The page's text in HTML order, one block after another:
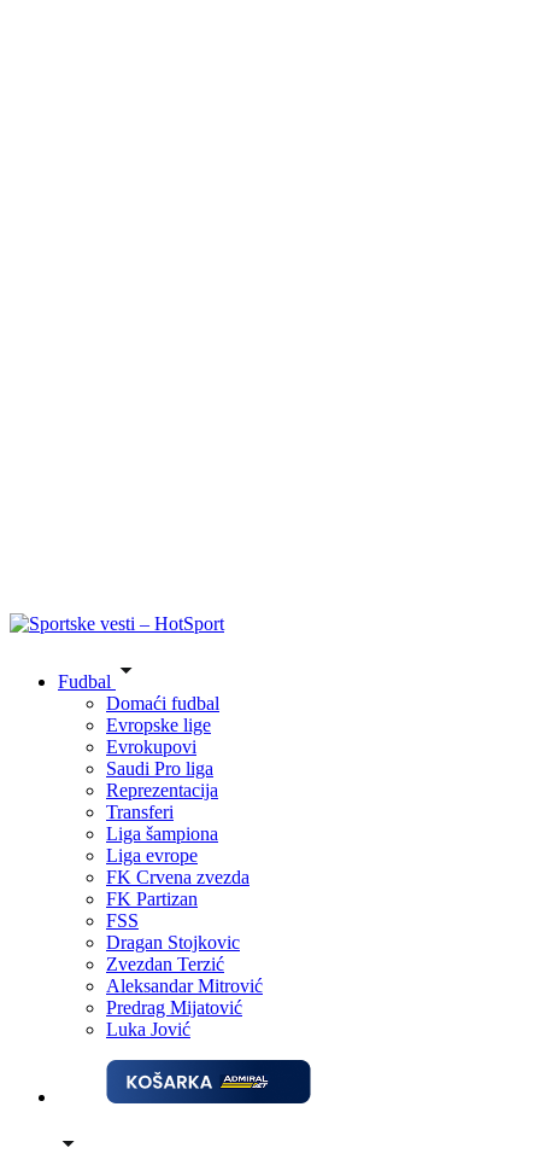
Fudbal
Domaći fudbal
Evropske lige
Evrokupovi
Saudi Pro liga
Reprezentacija
Transferi
Liga šampiona
Liga evrope
FK Crvena zvezda
FK Partizan
FSS
Dragan Stojkovic
Zvezdan Terzić
Aleksandar Mitrović
Predrag Mijatović
Luka Jović